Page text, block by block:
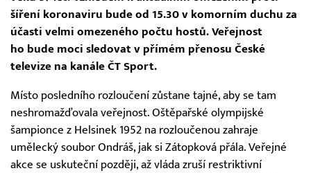
šíření koronaviru bude od 15.30 v komorním duchu za
účasti velmi omezeného počtu hostů. Veřejnost
ho bude moci sledovat v přímém přenosu České
televize na kanále ČT Sport.
Místo posledního rozloučení zůstane tajné, aby se tam
neshromažďovala veřejnost. Oštěpařské olympijské
šampionce z Helsinek 1952 na rozloučenou zahraje
umělecký soubor Ondráš, jak si Zátopková přála. Veřejné
akce se uskuteční později, až vláda zruší restriktivní